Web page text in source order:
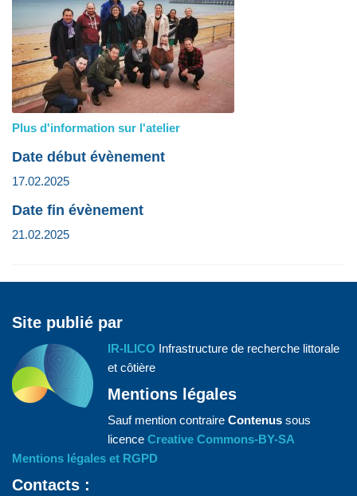
Plus d'information sur l'atelier
Date début évènement
17.02.2025
Date fin évènement
21.02.2025
Site publié par
IR-ILICO Infrastructure de recherche littorale
et côtière
Mentions légales
Sauf mention contraire Contenus sous
licence Creative Commons-BY-SA
Mentions légales et RGPD
Contacts :